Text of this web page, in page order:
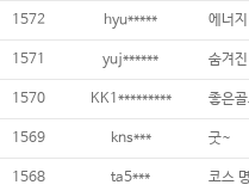
1572 hyu***** 에너
1571 yuj****** 숨겨
1570 KK1*********
1569 kns*** 굿~
1568 ta5***